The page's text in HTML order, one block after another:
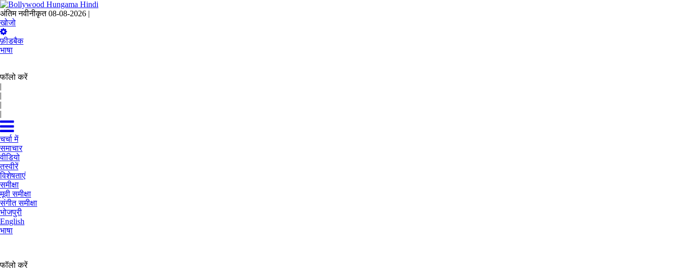
अंतिम नवीनीकृत 08-08-2026 |
खोजो
फ़ीडबैक
भाषा
फॉलो करें
|
|
|
|
चर्चा में
समाचार
वीडियो
तस्वीरें
विशेषताएं
समीक्षा
मूवी समीक्षा
संगीत समीक्षा
भोजपुरी
English
भाषा
फॉलो करें